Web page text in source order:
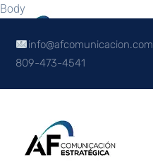
Body
info@afcomunicacion.com
809-473-4541